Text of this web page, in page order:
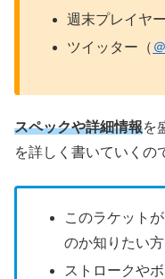
週末プレイヤー
ツイッター（
スペックや詳細情報を
を詳しく書いていくの
このラケットが
のか知りたい方
ストロークや